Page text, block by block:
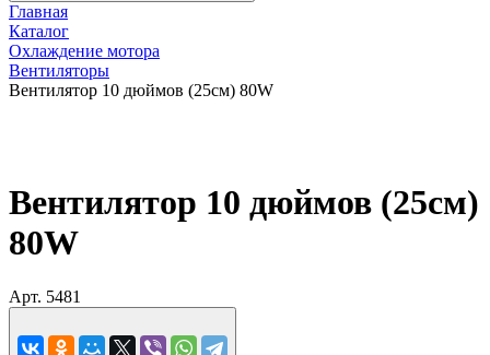
Главная
Каталог
Охлаждение мотора
Вентиляторы
Вентилятор 10 дюймов (25см) 80W
Вентилятор 10 дюймов (25см)
80W
Арт. 5481